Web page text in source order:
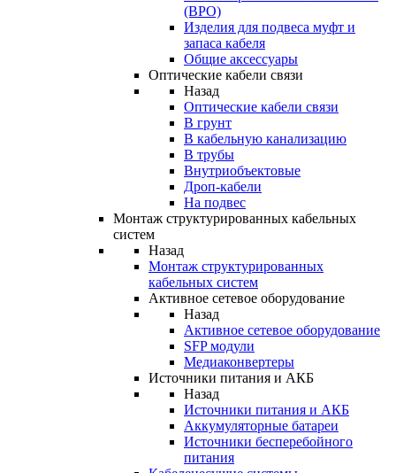
(ВРО)
Изделия для подвеса муфт и
запаса кабеля
Общие аксессуары
Оптические кабели связи
Назад
Оптические кабели связи
В грунт
В кабельную канализацию
В трубы
Внутриобъектовые
Дроп-кабели
На подвес
Монтаж структурированных кабельных
систем
Назад
Монтаж структурированных
кабельных систем
Активное сетевое оборудование
Назад
Активное сетевое оборудование
SFP модули
Медиаконвертеры
Источники питания и АКБ
Назад
Источники питания и АКБ
Аккумуляторные батареи
Источники бесперебойного
питания